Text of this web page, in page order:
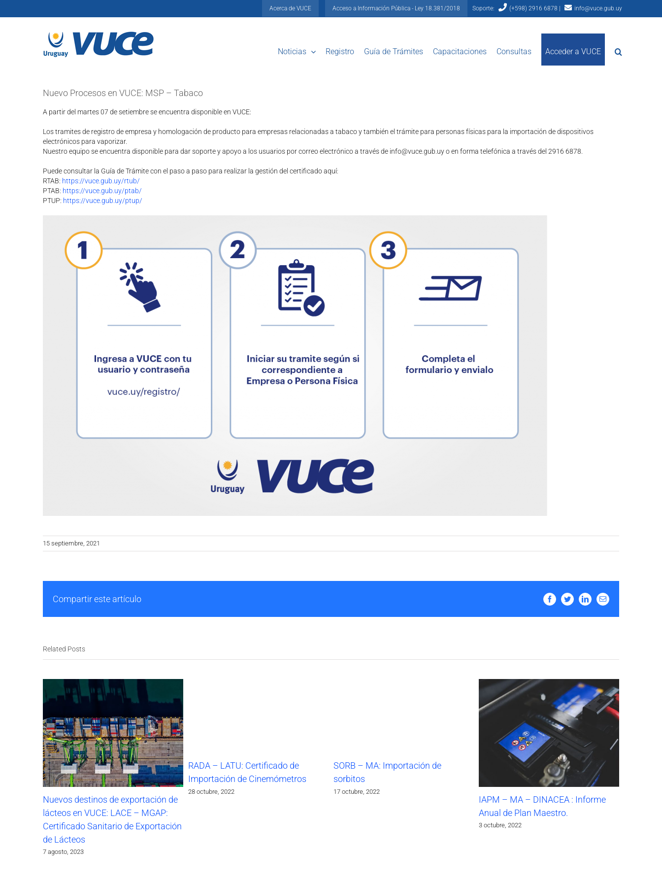
Acerca de VUCE Acceso a Información Pública - Ley 18.381/2018 Soporte: (+598) 2916 6878 | info@vuce.gub.uy
Noticias Registro Guía de Trámites Capacitaciones Consultas Acceder a VUCE
Nuevo Procesos en VUCE: MSP – Tabaco
A partir del martes 07 de setiembre se encuentra disponible en VUCE:
Los tramites de registro de empresa y homologación de producto para empresas relacionadas a tabaco y también el trámite para personas físicas para la importación de dispositivos
electrónicos para vaporizar.
Nuestro equipo se encuentra disponible para dar soporte y apoyo a los usuarios por correo electrónico a través de info@vuce.gub.uy o en forma telefónica a través del 2916 6878.
Puede consultar la Guía de Trámite con el paso a paso para realizar la gestión del certificado aquí:
RTAB: https://vuce.gub.uy/rtub/
PTAB: https://vuce.gub.uy/ptab/
PTUP: https://vuce.gub.uy/ptup/
15 septiembre, 2021
Compartir este artículo FacebookTwitterLinkedInEmail
Related Posts
Nuevos destinos de exportación de
lácteos en VUCE: LACE – MGAP:
Certificado Sanitario de Exportación
de Lácteos
7 agosto, 2023
RADA – LATU: Certificado de
Importación de Cinemómetros
28 octubre, 2022
SORB – MA: Importación de
sorbitos
17 octubre, 2022
IAPM – MA – DINACEA : Informe
Anual de Plan Maestro.
3 octubre, 2022